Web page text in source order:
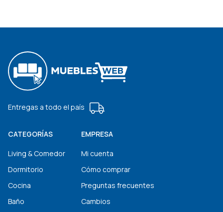
Entregas a todo el país
CATEGORÍAS
Living & Comedor
Dormitorio
Cocina
Baño
EMPRESA
Mi cuenta
Cómo comprar
Preguntas frecuentes
Cambios